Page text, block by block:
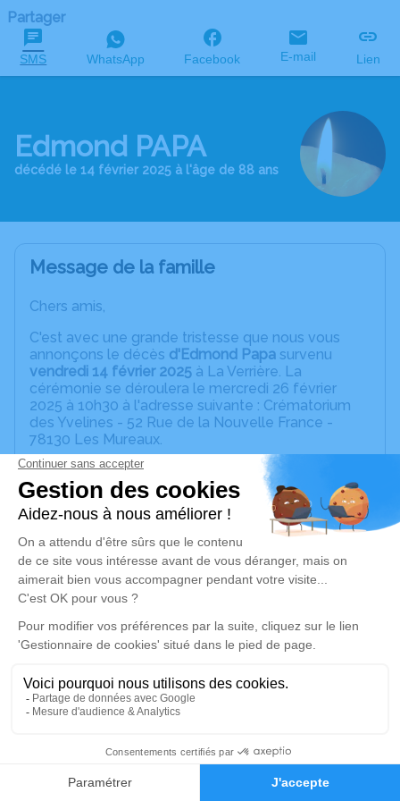
Faire-part Hommages
Partager
SMS WhatsApp Facebook E-mail Lien
Edmond PAPA
décédé le 14 février 2025 à l'âge de 88 ans
Message de la famille
Chers amis,
C'est avec une grande tristesse que nous vous
annonçons le décès d'Edmond Papa survenu
vendredi 14 février 2025 à La Verrière. La
cérémonie se déroulera le mercredi 26 février
2025 à 10h30 à l'adresse suivante : Crématorium
des Yvelines - 52 Rue de la Nouvelle France -
78130 Les Mureaux.
Je rends hommage
Cérémonie civile
mercredi 26 février 2025 à 10h30
Crématorium des Yvelines de Les Mureaux
52 Rue de la Nouvelle France
78130 Les Mureaux